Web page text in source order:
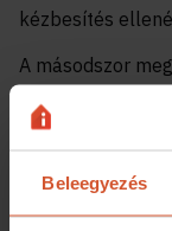
Beleegyezés
kézbesítés
A másodszor
intézőbizottság
követő
tekinteni